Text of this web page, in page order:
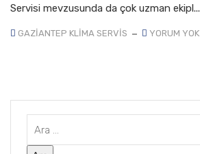
Servisi mevzusunda da çok uzman ekipl...
GAZIANTEP KLIMA SERVIS YORUM YOK